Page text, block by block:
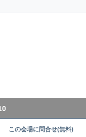
この会場に問合せ(無料)